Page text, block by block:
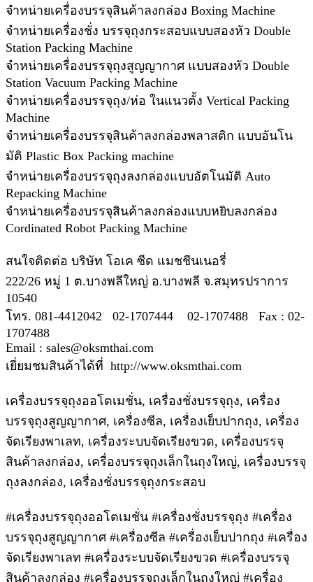
จำหน่ายเครื่องบรรจุสินค้าลงกล่อง Boxing Machine
จำหน่ายเครื่องชั่ง บรรจุถุงกระสอบแบบสองหัว Double
Station Packing Machine
จำหน่ายเครื่องบรรจุถุงสูญญากาศ แบบสองหัว Double
Station Vacuum Packing Machine
จำหน่ายเครื่องบรรจุถุง/ห่อ ในแนวตั้ง Vertical Packing
Machine
จำหน่ายเครื่องบรรจุสินค้าลงกล่องพลาสติก แบบอันโน
มัติ Plastic Box Packing machine
จำหน่ายเครื่องบรรจุถุงลงกล่องแบบอัตโนมัติ Auto
Repacking Machine
จำหน่ายเครื่องบรรจุสินค้าลงกล่องแบบหยิบลงกล่อง
Cordinated Robot Packing Machine
สนใจติดต่อ บริษัท โอเค ซีด แมชชีนเนอรี่
222/26 หมู่ 1 ต.บางพลีใหญ่ อ.บางพลี จ.สมุทรปราการ
10540
โทร. 081-4412042 02-1707444 02-1707488 Fax : 02-
1707488
Email : sales@oksmthai.com
เยี่ยมชมสินค้าได้ที่ http://www.oksmthai.com
เครื่องบรรจุถุงออโตเมชั่น, เครื่องชั่งบรรจุถุง, เครื่อง
บรรจุถุงสูญญากาศ, เครื่องซีล, เครื่องเย็บปากถุง, เครื่อง
จัดเรียงพาเลท, เครื่องระบบจัดเรียงขวด, เครื่องบรรจุ
สินค้าลงกล่อง, เครื่องบรรจุถุงเล็กในถุงใหญ่, เครื่องบรรจุ
ถุงลงกล่อง, เครื่องชั่งบรรจุถุงกระสอบ
#เครื่องบรรจุถุงออโตเมชั่น #เครื่องชั่งบรรจุถุง #เครื่อง
บรรจุถุงสูญญากาศ #เครื่องซีล #เครื่องเย็บปากถุง #เครื่อง
จัดเรียงพาเลท #เครื่องระบบจัดเรียงขวด #เครื่องบรรจุ
สินค้าลงกล่อง #เครื่องบรรจุถุงเล็กในถุงใหญ่ #เครื่อง